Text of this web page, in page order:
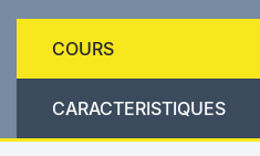
COURS
CARACTERISTIQUES